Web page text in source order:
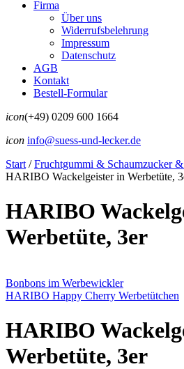
Firma
Über uns
Widerrufsbelehrung
Impressum
Datenschutz
AGB
Kontakt
Bestell-Formular
icon(+49) 0209 600 1664
icon info@suess-und-lecker.de
Start / Fruchtgummi & Schaumzucker
HARIBO Wackelgeister in Werbetüte,
HARIBO
Werbetüte, 3er
Bonbons im Werbewickler
HARIBO Happy Cherry Werbetütchen
HARIBO
Werbetüte, 3er